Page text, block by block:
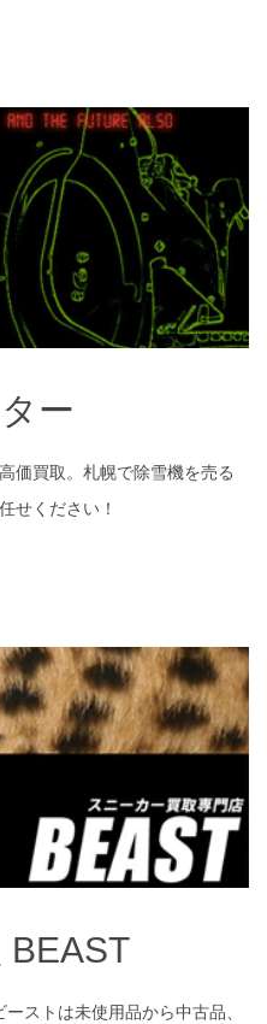
センター
ー
価買取。札幌で除雪機を売る
せください！
取 BEAST
BEAST
ストは未使用品から中古品、